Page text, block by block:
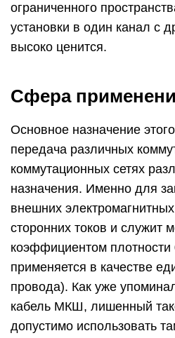
ограниченного
установки в один канал с
высоко ценится.
Сфера
Основное назначение
передача различных
коммутационных сетях
назначения. Именно для
внешних
сторонних токов и служит
коэффициентом плотности
применяется в качестве
провода). Как уже
кабель МКШ, лишенный
допустимо использовать